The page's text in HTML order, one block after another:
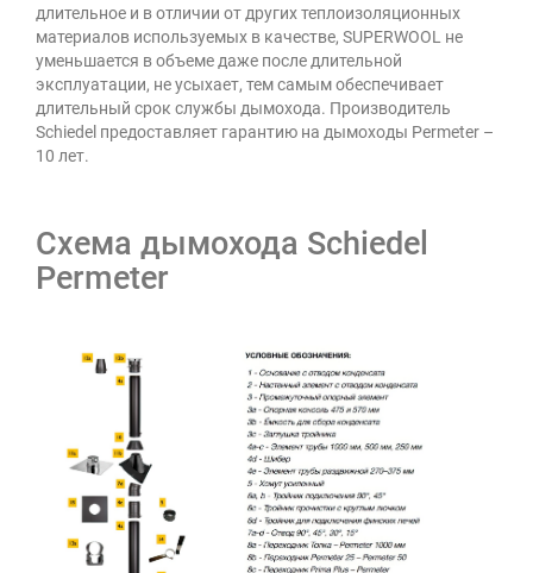
длительное и в отличии от других теплоизоляционных
материалов используемых в качестве, SUPERWOOL не
уменьшается в объеме даже после длительной
эксплуатации, не усыхает, тем самым обеспечивает
длительный срок службы дымохода. Производитель
Schiedel предоставляет гарантию на дымоходы Permeter –
10 лет.
Схема дымохода Schiedel
Permeter